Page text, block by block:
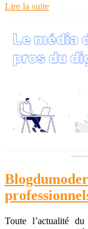
Lire la suite
Toute l’actualité